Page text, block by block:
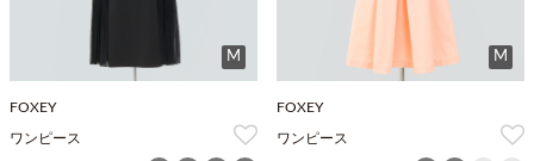
M
FOXEY
ワンピース
M
FOXEY
ワンピース